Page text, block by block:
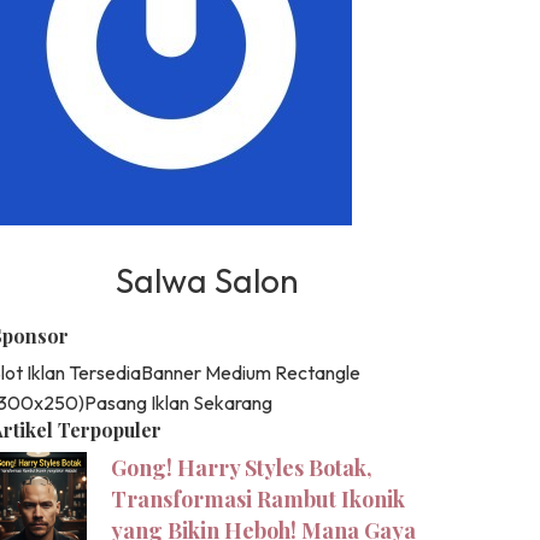
Salwa Salon
Iklan TersediaBanner Medium Rectangle
Pasang Iklan Sekarang
Terpopuler
Gong! Harry Styles Botak,
Transformasi Rambut Ikonik
yang Bikin Heboh! Mana Gaya